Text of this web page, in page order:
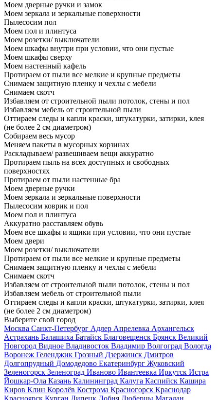
Моем дверные ручки и замок
Моем зеркала и зеркальные поверхности
Пылесосим пол
Моем пол и плинтуса
Моем розетки/ выключатели
Моем шкафы внутри при условии, что они пустые
Моем шкафы сверху
Моем настенный кафель
Протираем от пыли все мелкие и крупные предметы
Снимаем защитную пленку и чехлы с мебели
Снимаем скотч
Избавляем от строительной пыли потолок, стены и пол
Избавляем мебель от строительной пыли
Оттираем следы и капли краски, штукатурки, затирки, клея
(не более 2 см диаметром)
Собираем весь мусор
Меняем пакеты в мусорных корзинах
Раскладываем/ развешиваем вещи аккуратно
Протираем пыль на всех доступных и свободных
поверхностях
Протираем от пыли настенные бра
Моем дверные ручки
Моем зеркала и зеркальные поверхности
Пылесосим коврик и пол
Моем пол и плинтуса
Аккуратно расставляем обувь
Моем все шкафы и ящики при условии, что они пустые
Моем двери
Моем розетки/ выключатели
Протираем от пыли все мелкие и крупные предметы
Снимаем защитную пленку и чехлы с мебели
Снимаем скотч
Избавляем от строительной пыли потолок, стены и пол
Избавляем мебель от строительной пыли
Оттираем следы и капли краски, штукатурки, затирки, клея
(не более 2 см диаметром)
Выберите свой город
Москва Санкт-Петербург Адлер Апрелевка Архангельск
Астрахань Балашиха Батайск Благовещенск Брянск Великий
Новгород Видное Владивосток Владимир Волгоград Вологда
Воронеж Геленджик Грозный Дзержинск Дмитров
Долгопрудный Домодедово Екатеринбург Жуковский
Зеленогорск Зеленоград Иваново Ивантеевка Иркутск Истра
Йошкар-Ола Казань Калининград Калуга Каспийск Кашира
Киров Клин Королёв Кострома Красногорск Краснодар
Красноярск Курган Липецк Лобня Люберцы Магадан